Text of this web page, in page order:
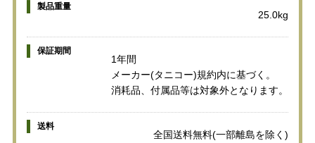
製品重量
25.0kg
保証期間
1年間
メーカー(タニコー)規約内に基づく。
消耗品、付属品等は対象外となります。
送料
全国送料無料(一部離島を除く)